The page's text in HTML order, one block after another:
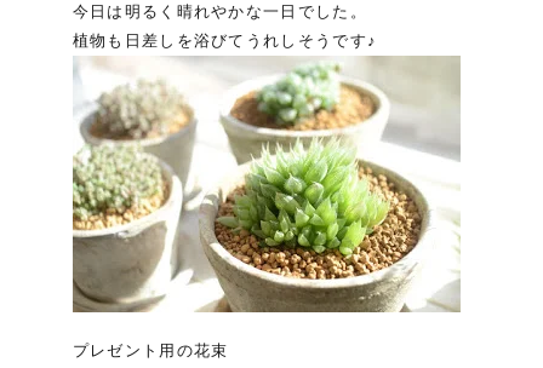
今日は明るく晴れやかな一日でした。
植物も日差しを浴びてうれしそうです♪
プレゼント用の花束